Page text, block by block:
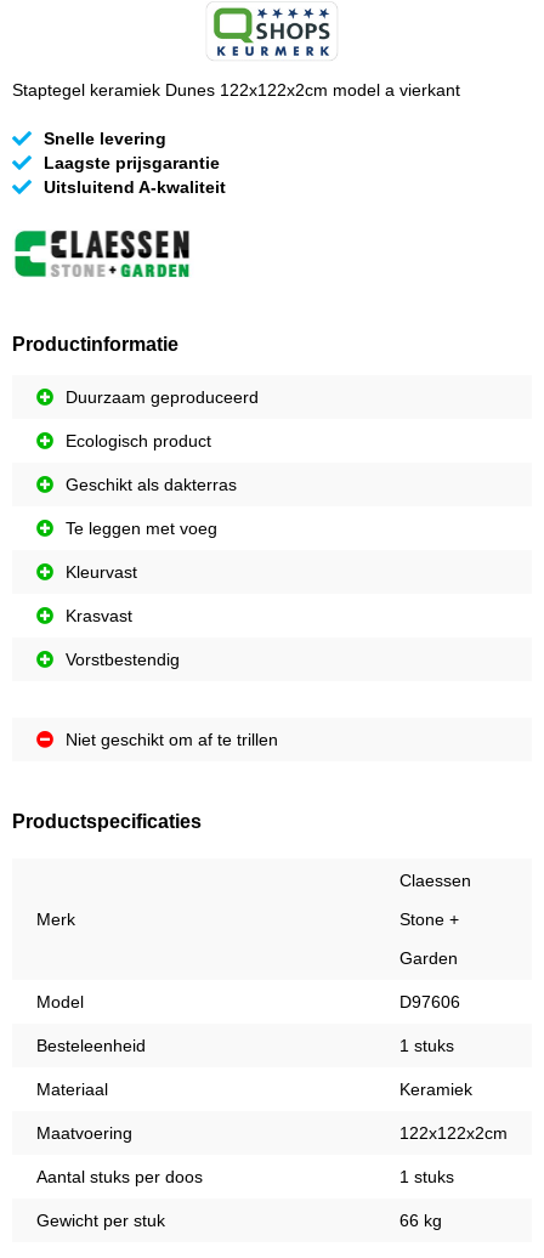
Staptegel keramiek Dunes 122x122x2cm model a vierkant
Snelle levering
Laagste prijsgarantie
Uitsluitend A-kwaliteit
Productinformatie
Duurzaam geproduceerd
Ecologisch product
Geschikt als dakterras
Te leggen met voeg
Kleurvast
Krasvast
Vorstbestendig
Niet geschikt om af te trillen
Productspecificaties
Merk
Claessen
Stone +
Garden
Model D97606
Besteleenheid 1 stuks
Materiaal Keramiek
Maatvoering 122x122x2cm
Aantal stuks per doos 1 stuks
Gewicht per stuk 66 kg